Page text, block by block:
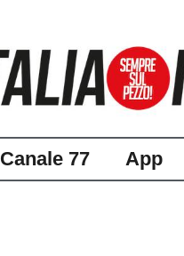
Canale 77 App